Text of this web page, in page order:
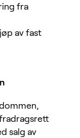
fra
av fast
salg av